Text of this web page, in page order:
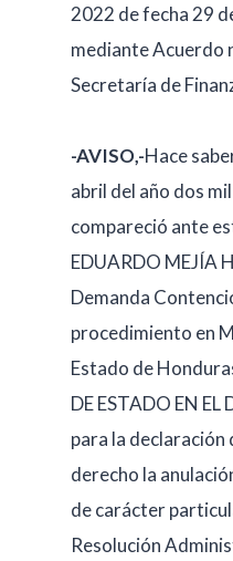
2022 de fecha 29
mediante Acuerdo
Secretaría de
-AVISO,-Hace
abril del año dos
compareció ante
EDUARDO MEJÍA
Demanda
procedimiento en
Estado de
DE ESTADO EN
para la declaración
derecho la
de carácter
Resolución